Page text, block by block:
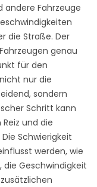
andere Fahrzeuge
die Straße. Der
genau
für den
nur die
sondern
Schritt kann
und die
Schwierigkeit
werden, wie
die Geschwindigkeit